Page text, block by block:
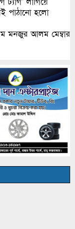
পাঠানো হলো
এম মনজুর আলম মেম্বার